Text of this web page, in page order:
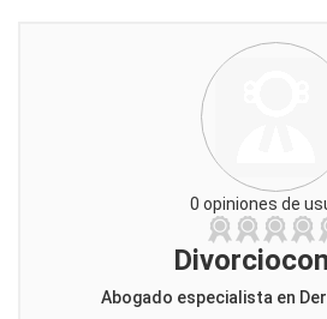
0 opiniones de
Abogado especialista en